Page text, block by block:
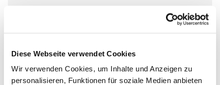
Diese Webseite verwendet Cookies
Wir verwenden Cookies, um Inhalte und Anzeigen zu
personalisieren, Funktionen für soziale Medien anbieten
Mittwoch, 3. Februar 2027, 08:00
Uhr
Lukas-Gemeinde, Am Laugrund 5,
33098 Paderborn